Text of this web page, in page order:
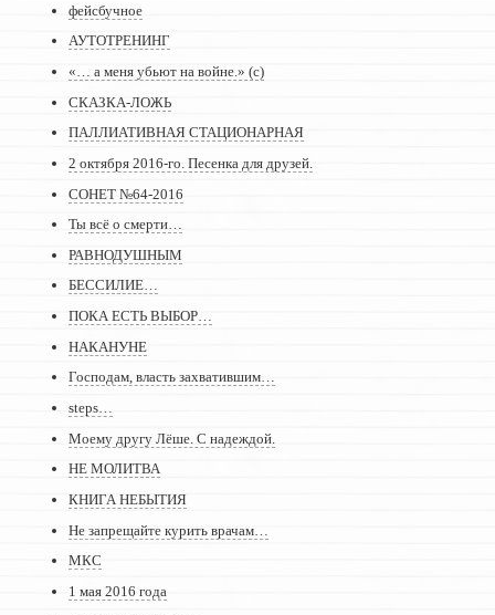
фейсбучное
АУТОТРЕНИНГ
«… а меня убьют на войне.» (с)
СКАЗКА-ЛОЖЬ
ПАЛЛИАТИВНАЯ СТАЦИОНАРНАЯ
2 октября 2016-го. Песенка для друзей.
СОНЕТ №64-2016
Ты всё о смерти…
РАВНОДУШНЫМ
БЕССИЛИЕ…
ПОКА ЕСТЬ ВЫБОР…
НАКАНУНЕ
Господам, власть захватившим…
steps…
Моему другу Лёше. С надеждой.
НЕ МОЛИТВА
КНИГА НЕБЫТИЯ
Не запрещайте курить врачам…
МКС
1 мая 2016 года